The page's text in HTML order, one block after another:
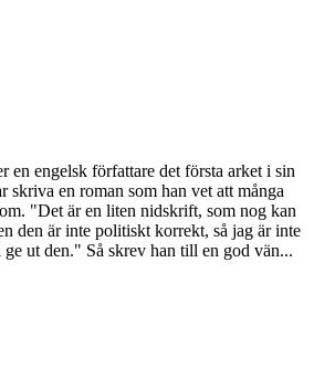
en engelsk författare det första arket i sin
skriva en roman som han vet att många
"Det är en liten nidskrift, som nog kan
den är inte politiskt korrekt, så jag är inte
ut den." Så skrev han till en god vän...